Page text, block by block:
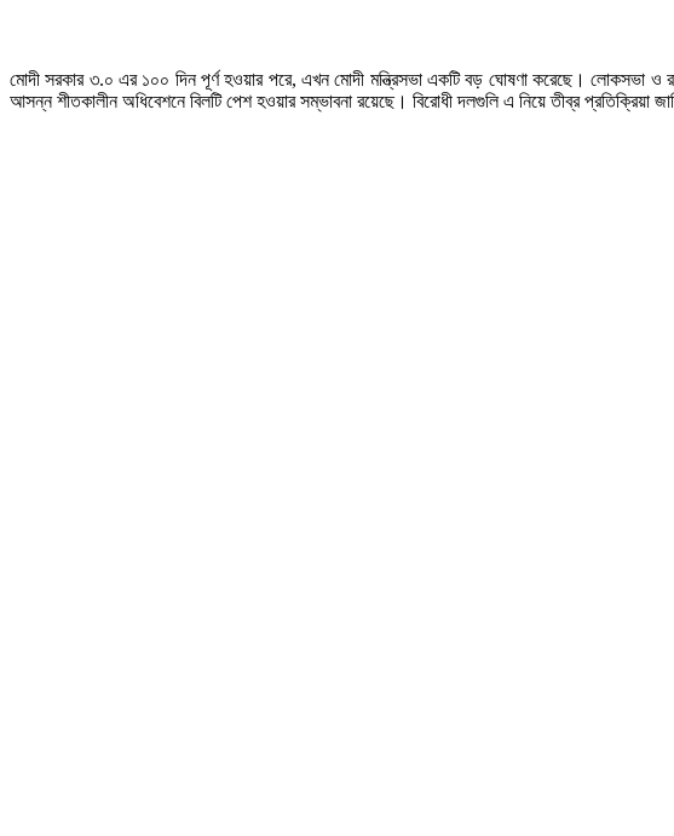
মোদী সরকার ৩.০ এর ১০০ দিন পূর্ণ হওয়ার পরে, এখন মোদী মন্ত্রিসভা একটি বড় ঘোষণা করেছে। লোকসভা ও
আসন্ন শীতকালীন অধিবেশনে বিলটি পেশ হওয়ার সম্ভাবনা রয়েছে। বিরোধী দলগুলি এ নিয়ে তীব্র প্রতিক্রিয়া